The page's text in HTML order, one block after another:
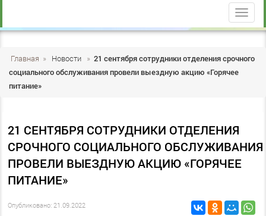
trk
Главная » Новости » 21 сентября сотрудники отделения срочного
социального обслуживания провели выездную акцию «Горячее
питание»
21 СЕНТЯБРЯ СОТРУДНИКИ ОТДЕЛЕНИЯ
СРОЧНОГО СОЦИАЛЬНОГО ОБСЛУЖИВАНИЯ
ПРОВЕЛИ ВЫЕЗДНУЮ АКЦИЮ «ГОРЯЧЕЕ
ПИТАНИЕ»
Опубликовано: 21.09.2022